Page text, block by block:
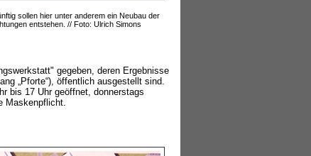
sollen hier unter anderem ein Neubau der
entstehen. // Foto: Ulrich Simons
gegeben, deren Ergebnisse
„Pforte“), öffentlich ausgestellt sind.
bis 17 Uhr geöffnet, donnerstags
Maskenpflicht.